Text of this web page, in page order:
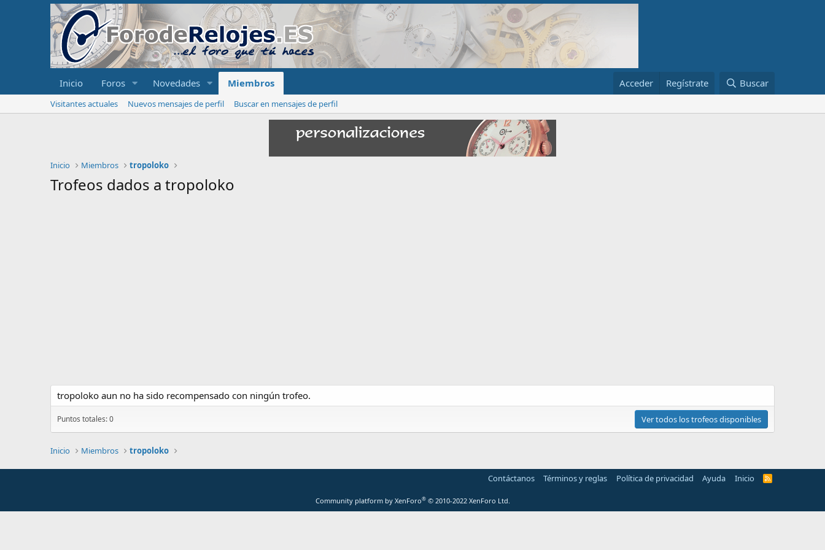
Inicio Foros Novedades Miembros Acceder Regístrate Buscar
Visitantes actuales Nuevos mensajes de perfil Buscar en mensajes de perfil
Inicio Miembros tropoloko
Trofeos dados a tropoloko
tropoloko aun no ha sido recompensado con ningún trofeo.
Puntos totales: 0 Ver todos los trofeos disponibles
Inicio Miembros tropoloko
Contáctanos Términos y reglas Política de privacidad Ayuda Inicio
R
Community platform by XenForo® © 2010-2022 XenForo Ltd.